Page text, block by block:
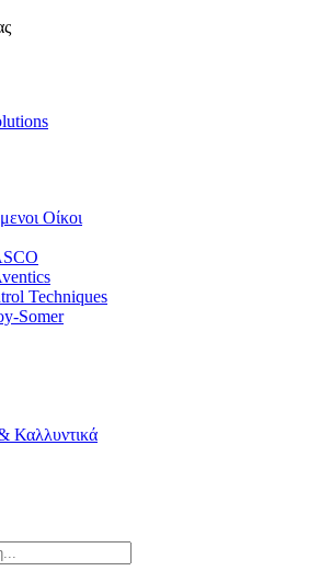
Οίκοι
Techniques
Somer
Καλλυντικά